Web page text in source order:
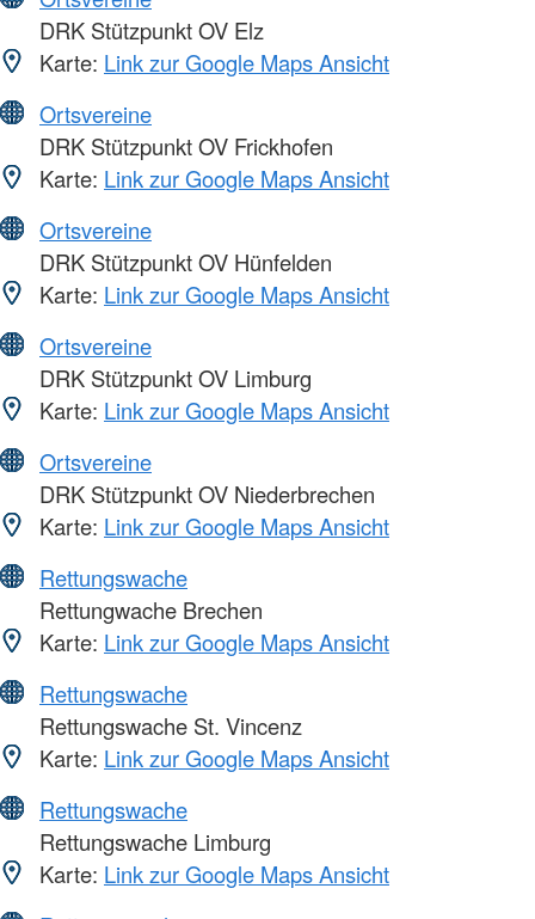
DRK Stützpunkt OV Elz
Karte: Link zur Google Maps Ansicht
Ortsvereine
DRK Stützpunkt OV Frickhofen
Karte: Link zur Google Maps Ansicht
Ortsvereine
DRK Stützpunkt OV Hünfelden
Karte: Link zur Google Maps Ansicht
Ortsvereine
DRK Stützpunkt OV Limburg
Karte: Link zur Google Maps Ansicht
Ortsvereine
DRK Stützpunkt OV Niederbrechen
Karte: Link zur Google Maps Ansicht
Rettungswache
Rettungwache Brechen
Karte: Link zur Google Maps Ansicht
Rettungswache
Rettungswache St. Vincenz
Karte: Link zur Google Maps Ansicht
Rettungswache
Rettungswache Limburg
Karte: Link zur Google Maps Ansicht